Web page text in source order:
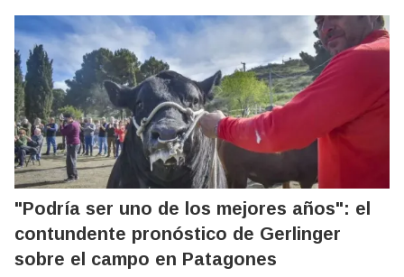
"Podría ser uno de los mejores años": el
contundente pronóstico de Gerlinger
sobre el campo en Patagones